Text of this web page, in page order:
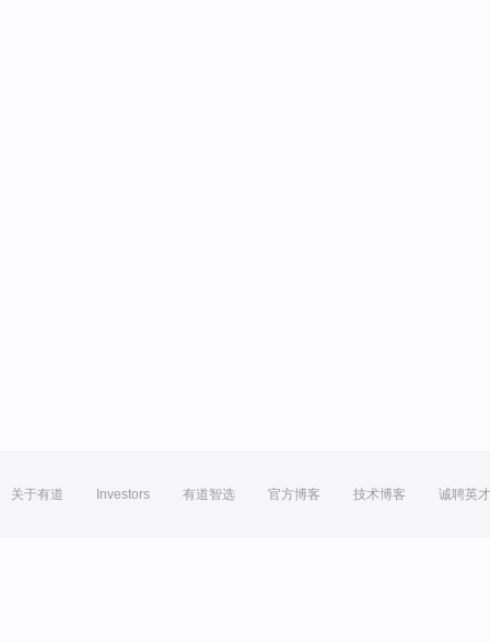
关于有道 Investors 有道智选 官方博客 技术博客 诚聘英才